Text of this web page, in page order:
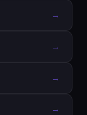
→
→
→
→